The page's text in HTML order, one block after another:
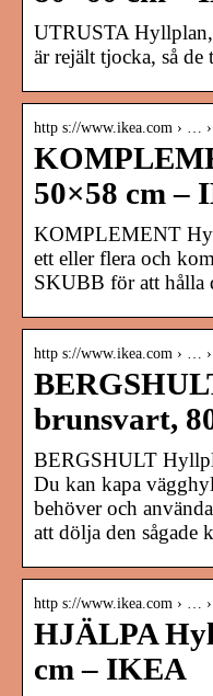
UTRUSTA
är rejält tjocka, så
http s://www.ikea.com › …
50×58 cm –
KOMPLEMENT
ett eller flera och
SKUBB för att hålla
http s://www.ikea.com › …
brunsvart,
BERGSHULT
Du kan kapa
behöver och
att dölja den sågade
http s://www.ikea.com › …
HJÄLPA
cm – IKEA